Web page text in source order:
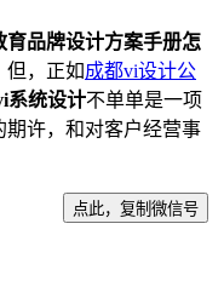
育品牌设计方案手册怎
但，正如成都vi设计公
系统设计不单单是一项
许，和对客户经营事
点此，复制微信号